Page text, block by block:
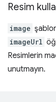
Resim
image
imageUrl
Resimlerin
unutmayın.